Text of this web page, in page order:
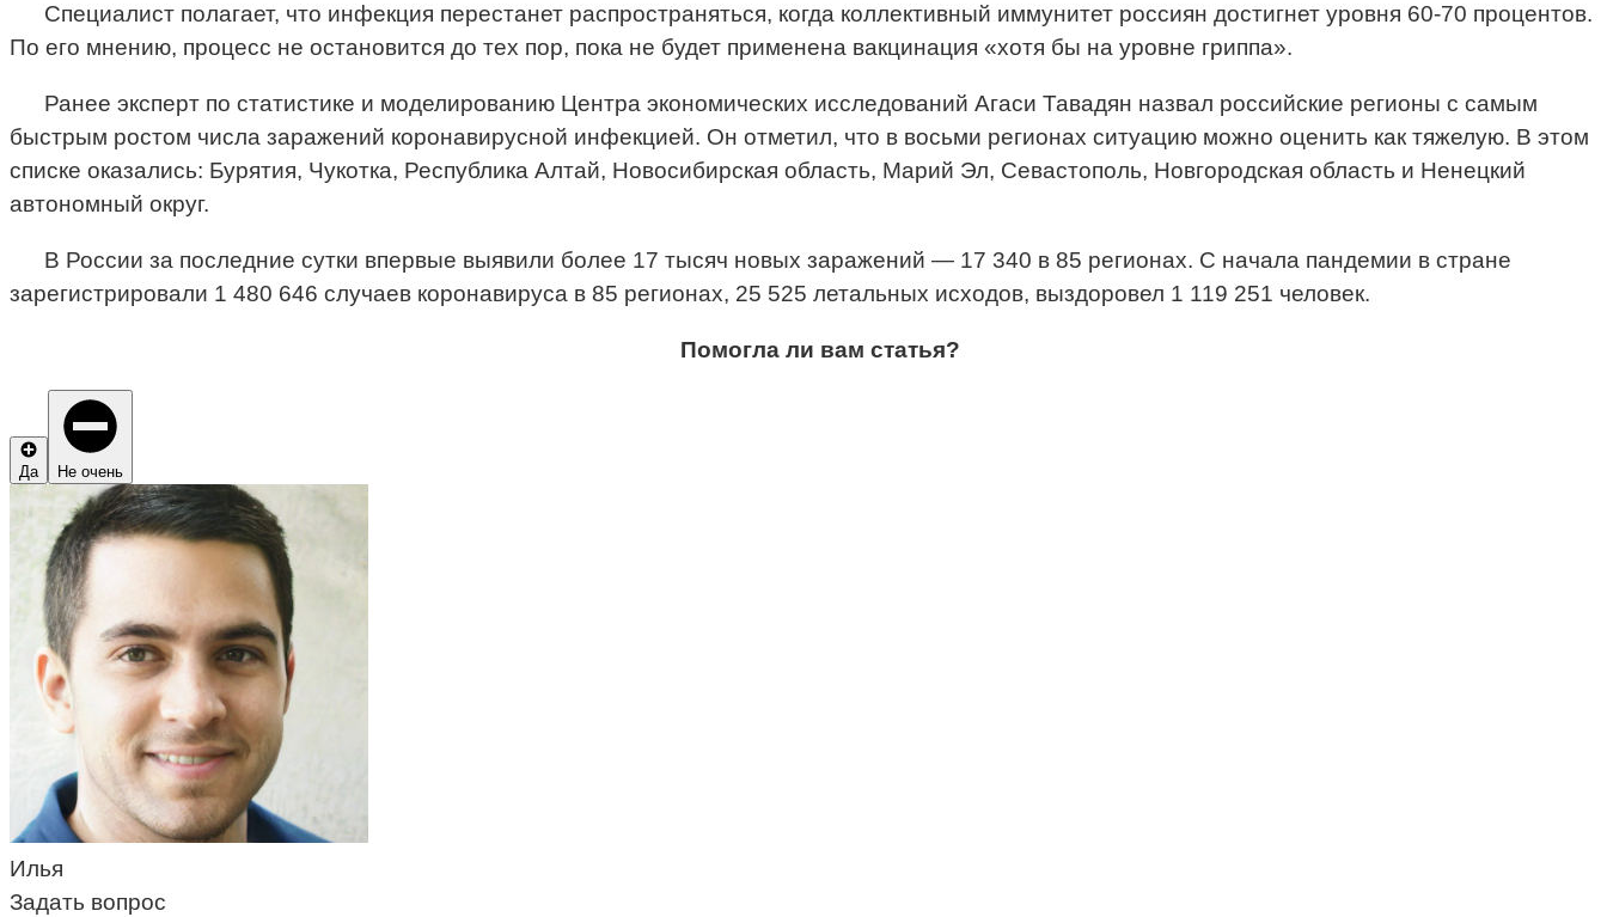
Специалист полагает, что инфекция перестанет распространяться, когда коллективный иммунитет россиян достигнет уровня 60-70 процентов.
По его мнению, процесс не остановится до тех пор, пока не будет применена вакцинация «хотя бы на уровне гриппа».
Ранее эксперт по статистике и моделированию Центра экономических исследований Агаси Тавадян назвал российские регионы с самым
быстрым ростом числа заражений коронавирусной инфекцией. Он отметил, что в восьми регионах ситуацию можно оценить как тяжелую. В этом
списке оказались: Бурятия, Чукотка, Республика Алтай, Новосибирская область, Марий Эл, Севастополь, Новгородская область и Ненецкий
автономный округ.
В России за последние сутки впервые выявили более 17 тысяч новых заражений — 17 340 в 85 регионах. С начала пандемии в стране
зарегистрировали 1 480 646 случаев коронавируса в 85 регионах, 25 525 летальных исходов, выздоровел 1 119 251 человек.
Помогла ли вам статья?
Да Не очень
Илья
Задать вопрос